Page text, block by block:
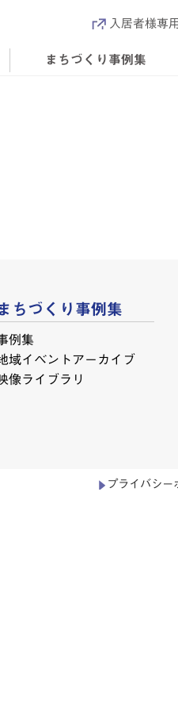
入居者様専
まちづくり事例集
ちづくり事例集
例集
域イベントアーカイブ
像ライブラリ
プライバシー